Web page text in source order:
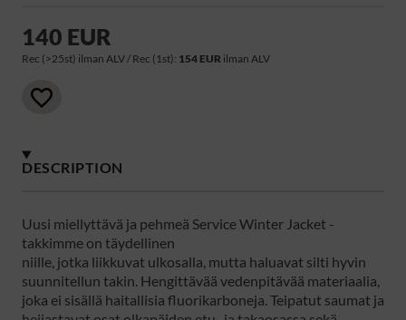
140 EUR
Rec (>25st) ilman ALV / Rec (1st): 154 EUR ilman ALV
DESCRIPTION
Uusi miellyttävä ja pehmeä Service Winter Jacket -
takkimme on täydellinen
niille, jotka liikkuvat ulkosalla, mutta haluavat silti hyvin
suunnitellun takin. Hengittävää vedenpitävää materiaalia,
joka ei sisällä haitallisia fluorikarboneja. Teipatut saumat ja